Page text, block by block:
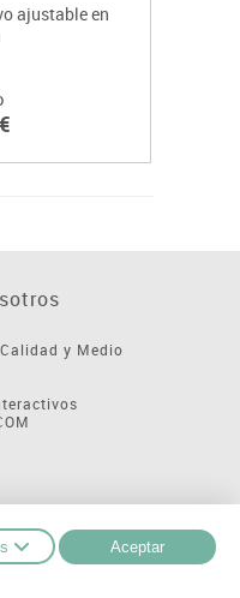
ajustable en
y Medio
Aceptar